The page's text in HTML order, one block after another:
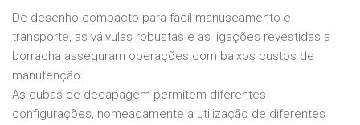
De desenho compacto para fácil manuseamento e
transporte, as válvulas robustas e as ligações revestidas a
borracha asseguram operações com baixos custos de
manutenção.
As cubas de decapagem permitem diferentes
configurações, nomeadamente a utilização de diferentes